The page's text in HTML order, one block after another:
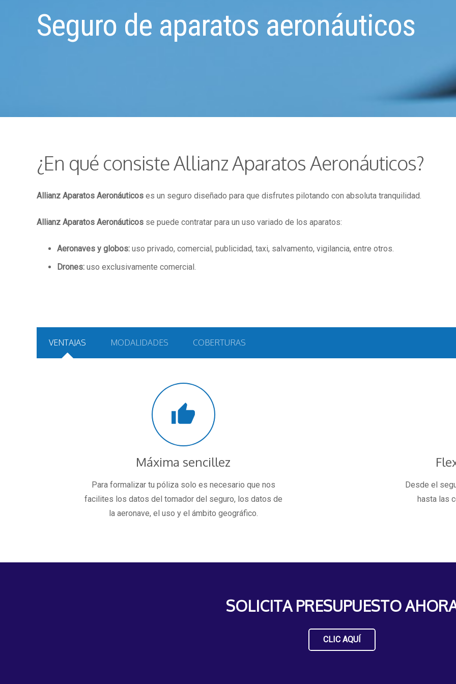
Seguro de aparatos aeronáuticos
¿En qué consiste Allianz Aparatos Aeronáuticos?
Allianz Aparatos Aeronáuticos es un seguro diseñado para que disfrutes pilotando con absoluta tranquilidad.
Allianz Aparatos Aeronáuticos se puede contratar para un uso variado de los aparatos:
Aeronaves y globos: uso privado, comercial, publicidad, taxi, salvamento, vigilancia, entre otros.
Drones: uso exclusivamente comercial.
VENTAJAS MODALIDADES COBERTURAS
thumb_up
Máxima sencillez
Para formalizar tu póliza solo es necesario que nos
facilites los datos del tomador del seguro, los datos de
la aeronave, el uso y el ámbito geográfico.
Desde el
hasta las
SOLICITA PRESUPUESTO
CLIC AQUÍ